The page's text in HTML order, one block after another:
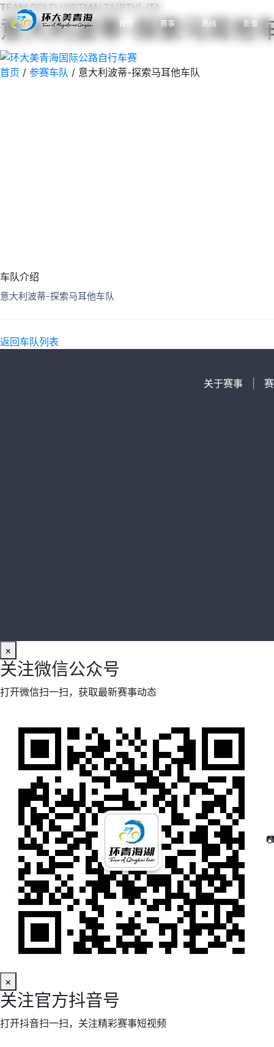
首页 赛事 路线 影像
TEAM POLTI VISITMALTA(PTV)-ITA
意大利波蒂-探索马耳他
首页 / 参赛车队 / 意大利波蒂-探索马耳他车队
车队介绍
意大利波蒂-探索马耳他车队
返回车队列表
关于赛事
×
关注微信公众号
打开微信扫一扫，获取最新赛事动态
×
关注官方抖音号
打开抖音扫一扫，关注精彩赛事短视频